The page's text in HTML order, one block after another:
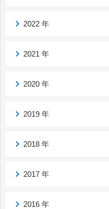
2022 年
2021 年
2020 年
2019 年
2018 年
2017 年
2016 年